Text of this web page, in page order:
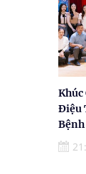
Khúc
Điệu